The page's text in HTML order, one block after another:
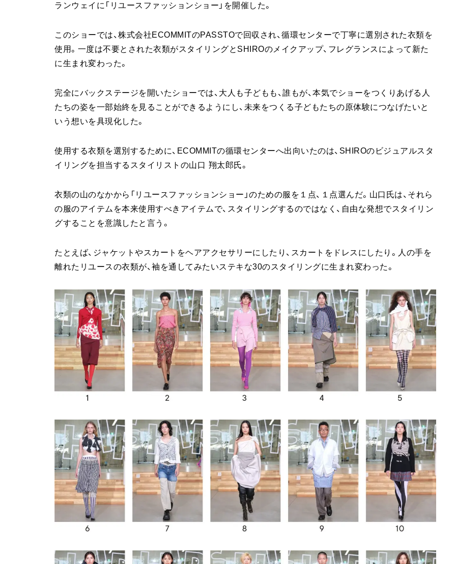
ランウェイに「リユースファッションショー」を開催した。
このショーでは、株式会社ECOMMITのPASSTOで回収され、循環センターで丁寧に選別された衣類を
使用。一度は不要とされた衣類がスタイリングとSHIROのメイクアップ、フレグランスによって新た
に生まれ変わった。
完全にバックステージを開いたショーでは、大人も子どもも、誰もが、本気でショーをつくりあげる人
たちの姿を一部始終を見ることができるようにし、未来をつくる子どもたちの原体験につなげたいと
いう想いを具現化した。
使用する衣類を選別するために、ECOMMITの循環センターへ出向いたのは、SHIROのビジュアルスタ
イリングを担当するスタイリストの山口 翔太郎氏。
衣類の山のなかから「リユースファッションショー」のための服を１点、１点選んだ。山口氏は、それら
の服のアイテムを本来使用すべきアイテムで、スタイリングするのではなく、自由な発想でスタイリン
グすることを意識したと言う。
たとえば、ジャケットやスカートをヘアアクセサリーにしたり、スカートをドレスにしたり。人の手を
離れたリユースの衣類が、袖を通してみたいステキな30のスタイリングに生まれ変わった。